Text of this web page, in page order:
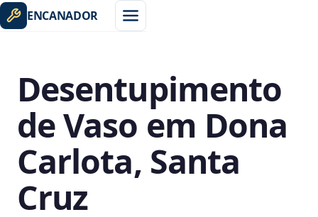
ENCANADOR
Desentupimento
de Vaso em Dona
Carlota, Santa
Cruz